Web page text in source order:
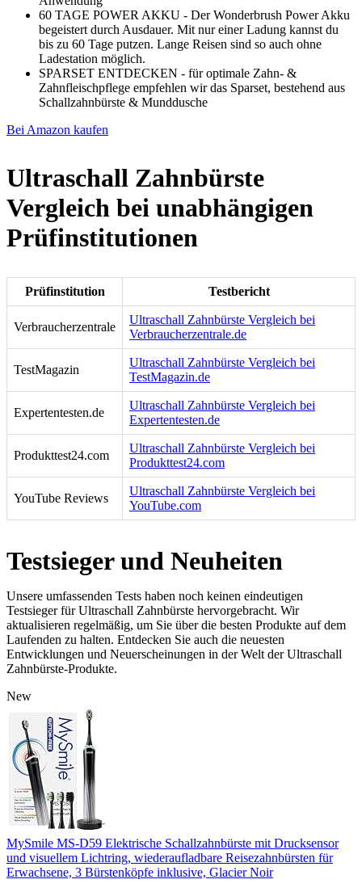
60 TAGE POWER AKKU - Der Wonderbrush Power Akku
begeistert durch Ausdauer. Mit nur einer Ladung kannst du
bis zu 60 Tage putzen. Lange Reisen sind so auch ohne
Ladestation möglich.
SPARSET ENTDECKEN - für optimale Zahn- &
Zahnfleischpflege empfehlen wir das Sparset, bestehend aus
Schallzahnbürste & Munddusche
Bei Amazon kaufen
Ultraschall Zahnbürste
Vergleich bei unabhängigen
Prüfinstitutionen
Prüfinstitution Testbericht
Verbraucherzentrale
Ultraschall Zahnbürste Vergleich bei
Verbraucherzentrale.de
TestMagazin
Ultraschall Zahnbürste Vergleich bei
TestMagazin.de
Expertentesten.de
Ultraschall Zahnbürste Vergleich bei
Expertentesten.de
Produkttest24.com
Ultraschall Zahnbürste Vergleich bei
Produkttest24.com
YouTube Reviews
Ultraschall Zahnbürste Vergleich bei
YouTube.com
Testsieger und Neuheiten
Unsere umfassenden Tests haben noch keinen eindeutigen
Testsieger für Ultraschall Zahnbürste hervorgebracht. Wir
aktualisieren regelmäßig, um Sie über die besten Produkte auf dem
Laufenden zu halten. Entdecken Sie auch die neuesten
Entwicklungen und Neuerscheinungen in der Welt der Ultraschall
Zahnbürste-Produkte.
New
MySmile MS-D59 Elektrische Schallzahnbürste mit Drucksensor
und visuellem Lichtring, wiederaufladbare Reisezahnbürsten für
Erwachsene, 3 Bürstenköpfe inklusive, Glacier Noir